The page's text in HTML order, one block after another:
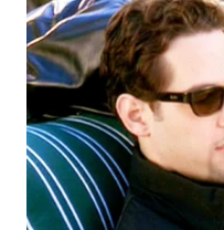
WAHANA
DESA
WISATA
LAPAK
WAHANA
Wahana
Network